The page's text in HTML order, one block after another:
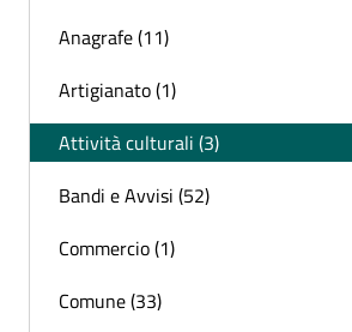
Anagrafe (11)
Artigianato (1)
Attività culturali (3)
Bandi e Avvisi (52)
Commercio (1)
Comune (33)